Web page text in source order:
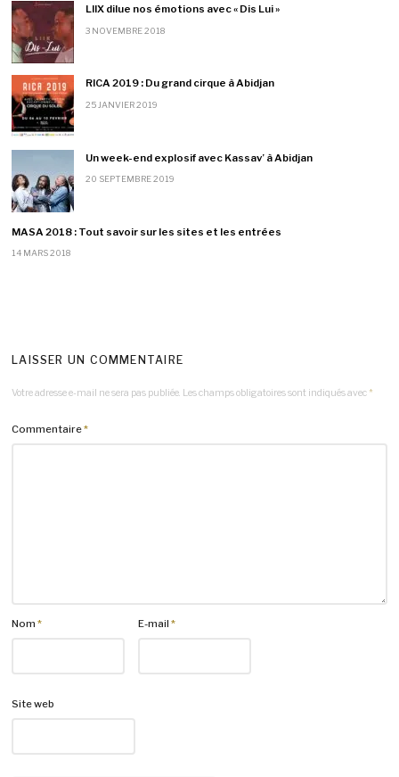
LIIX dilue nos émotions avec « Dis Lui »
3 NOVEMBRE 2018
RICA 2019 : Du grand cirque à Abidjan
25 JANVIER 2019
Un week-end explosif avec Kassav’ à Abidjan
20 SEPTEMBRE 2019
MASA 2018 : Tout savoir sur les sites et les entrées
14 MARS 2018
LAISSER UN COMMENTAIRE
Votre adresse e-mail ne sera pas publiée. Les champs obligatoires sont indiqués avec *
Commentaire*
Nom* E-mail*
Site web